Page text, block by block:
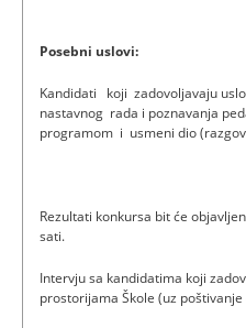
Posebni uslovi:
Kandidati koji zadovoljavaju
nastavnog rada i poznavanja
programom i usmeni dio
Rezultati konkursa bit će
sati.
Intervju sa kandidatima koji
prostorijama Škole (uz